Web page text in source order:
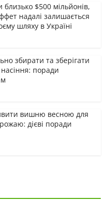
близько $500 мільйонів,
надалі залишається
шляху в Україні
збирати та зберігати
поради
вишню весною для
дієві поради